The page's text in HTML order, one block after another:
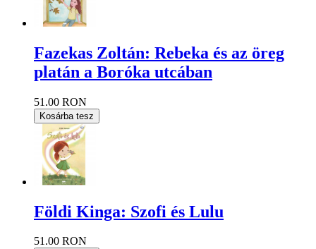
Fazekas Zoltán: Rebeka és az öreg
platán a Boróka utcában
51.00 RON
Kosárba tesz
Földi Kinga: Szofi és Lulu
51.00 RON